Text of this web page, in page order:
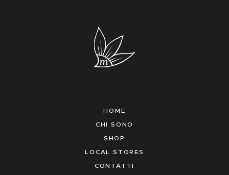
HOME
CHI SONO
SHOP
LOCAL STORES
CONTATTI